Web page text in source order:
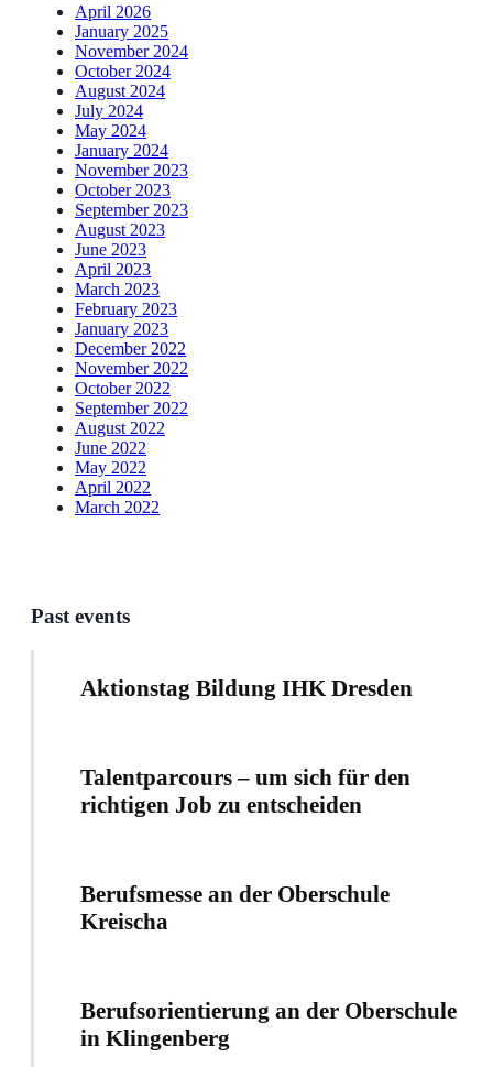
April 2026
January 2025
November 2024
October 2024
August 2024
July 2024
May 2024
January 2024
November 2023
October 2023
September 2023
August 2023
June 2023
April 2023
March 2023
February 2023
January 2023
December 2022
November 2022
October 2022
September 2022
August 2022
June 2022
May 2022
April 2022
March 2022
Past events
Aktionstag Bildung IHK Dresden
Talentparcours – um sich für den
richtigen Job zu entscheiden
Berufsmesse an der Oberschule
Kreischa
Berufsorientierung an der Oberschule
in Klingenberg